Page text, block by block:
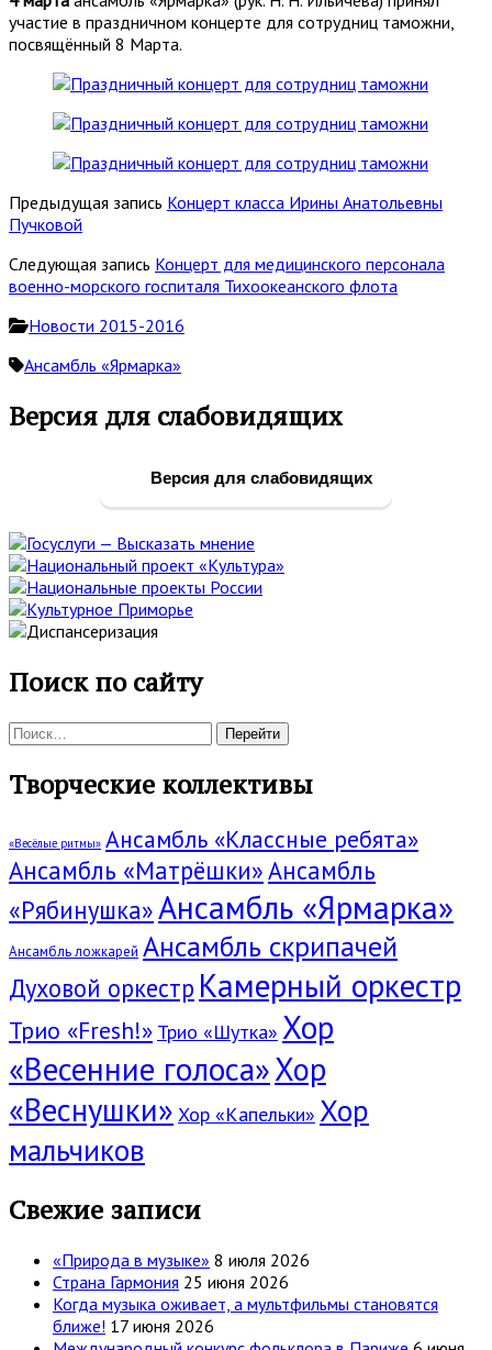
участие в праздничном концерте для сотрудниц таможни,
посвящённый 8 Марта.
Предыдущая запись Концерт класса Ирины Анатольевны
Пучковой
Следующая запись Концерт для медицинского персонала
военно-морского госпиталя Тихоокеанского флота
Новости 2015-2016
Ансамбль «Ярмарка»
Основная
Версия для слабовидящих
Версия для слабовидящих
Поиск по сайту
Поиск:
Творческие коллективы
«Весёлые ритмы» Ансамбль «Классные ребята»
Ансамбль «Матрёшки»Ансамбль
«Рябинушка»Ансамбль «Ярмарка»
Ансамбль ложкарей Ансамбль скрипачей
Духовой оркестр Камерный оркестр
Трио «Fresh!» Трио «Шутка» Хор
«Весенние голоса»Хор
«Веснушки» Хор «Капельки» Хор
мальчиков
Свежие записи
«Природа в музыке» 8 июля 2026
Страна Гармония 25 июня 2026
Когда музыка оживает, а мультфильмы становятся
ближе! 17 июня 2026